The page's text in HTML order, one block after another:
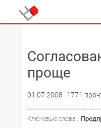
проще
01.07.2008 1771
Ключевые слова :